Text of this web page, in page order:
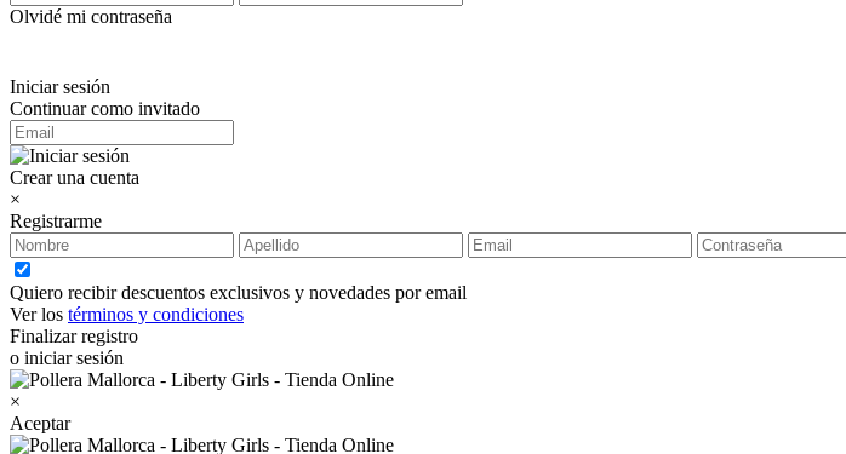
Olvidé mi contraseña
Iniciar sesión
Continuar como invitado
Crear una cuenta
×
Registrarme
Quiero recibir descuentos exclusivos y novedades por email
Ver los términos y condiciones
Finalizar registro
o iniciar sesión
×
Aceptar